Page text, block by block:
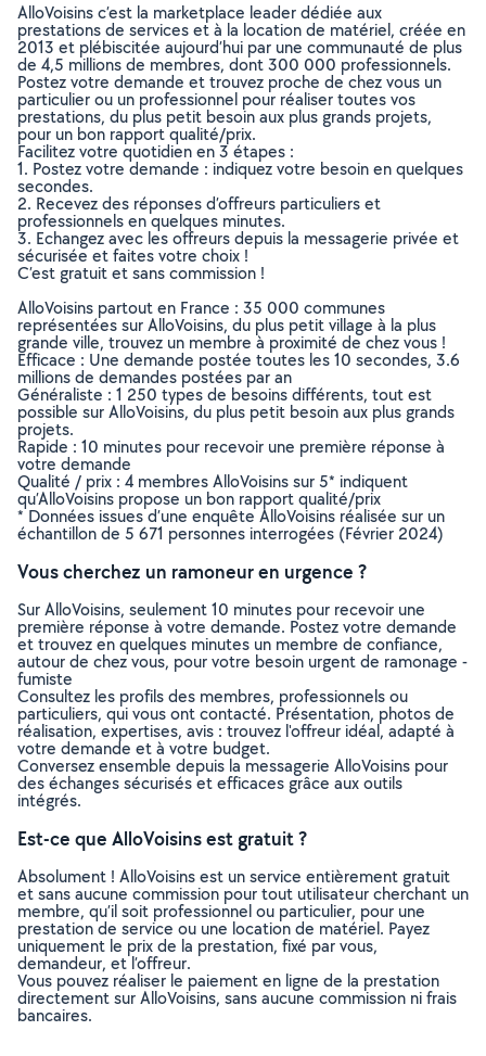
AlloVoisins c’est la marketplace leader dédiée aux
prestations de services et à la location de matériel, créée en
2013 et plébiscitée aujourd’hui par une communauté de plus
de 4,5 millions de membres, dont 300 000 professionnels.
Postez votre demande et trouvez proche de chez vous un
particulier ou un professionnel pour réaliser toutes vos
prestations, du plus petit besoin aux plus grands projets,
pour un bon rapport qualité/prix.
Facilitez votre quotidien en 3 étapes :
1. Postez votre demande : indiquez votre besoin en quelques
secondes.
2. Recevez des réponses d’offreurs particuliers et
professionnels en quelques minutes.
3. Echangez avec les offreurs depuis la messagerie privée et
sécurisée et faites votre choix !
C’est gratuit et sans commission !
AlloVoisins partout en France : 35 000 communes
représentées sur AlloVoisins, du plus petit village à la plus
grande ville, trouvez un membre à proximité de chez vous !
Efficace : Une demande postée toutes les 10 secondes, 3.6
millions de demandes postées par an
Généraliste : 1 250 types de besoins différents, tout est
possible sur AlloVoisins, du plus petit besoin aux plus grands
projets.
Rapide : 10 minutes pour recevoir une première réponse à
votre demande
Qualité / prix : 4 membres AlloVoisins sur 5* indiquent
qu’AlloVoisins propose un bon rapport qualité/prix
* Données issues d’une enquête AlloVoisins réalisée sur un
échantillon de 5 671 personnes interrogées (Février 2024)
Vous cherchez un ramoneur en urgence ?
Sur AlloVoisins, seulement 10 minutes pour recevoir une
première réponse à votre demande. Postez votre demande
et trouvez en quelques minutes un membre de confiance,
autour de chez vous, pour votre besoin urgent de ramonage -
fumiste
Consultez les profils des membres, professionnels ou
particuliers, qui vous ont contacté. Présentation, photos de
réalisation, expertises, avis : trouvez l'offreur idéal, adapté à
votre demande et à votre budget.
Conversez ensemble depuis la messagerie AlloVoisins pour
des échanges sécurisés et efficaces grâce aux outils
intégrés.
Est-ce que AlloVoisins est gratuit ?
Absolument ! AlloVoisins est un service entièrement gratuit
et sans aucune commission pour tout utilisateur cherchant un
membre, qu’il soit professionnel ou particulier, pour une
prestation de service ou une location de matériel. Payez
uniquement le prix de la prestation, fixé par vous,
demandeur, et l’offreur.
Vous pouvez réaliser le paiement en ligne de la prestation
directement sur AlloVoisins, sans aucune commission ni frais
bancaires.